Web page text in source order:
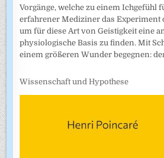
Vorgänge, welche zu einem Ichgefühl
erfahrener Mediziner das Experiment
um für diese Art von Geistigkeit eine
physiologische Basis zu finden. Mit
einem größeren Wunder begegnen:
Wissenschaft und Hypothese